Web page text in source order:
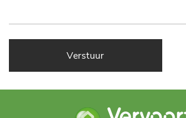
Verstuur